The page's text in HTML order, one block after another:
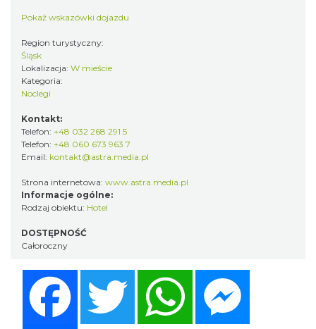
Pokaż wskazówki dojazdu
Region turystyczny:
Śląsk
Lokalizacja: W mieście
Kategoria:
Noclegi
Kontakt:
Telefon: +48 032 268 291 5
Telefon: +48 060 673 963 7
Email: kontakt@astra.media.pl
Strona internetowa: www.astra.media.pl
Informacje ogólne:
Rodzaj obiektu: Hotel
DOSTĘPNOŚĆ
Całoroczny
Twitter